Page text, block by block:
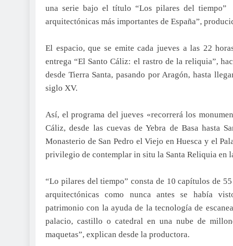
una serie bajo el título “Los pilares del tiempo”
arquitectónicas más importantes de España”,
El espacio, que se emite cada jueves a las 22
entrega “El Santo Cáliz: el rastro de la reliquia”,
desde Tierra Santa, pasando por Aragón, hasta
siglo XV.
Así, el programa del jueves «recorrerá los
Cáliz, desde las cuevas de Yebra de Basa hasta
Monasterio de San Pedro el Viejo en Huesca y el
privilegio de contemplar in situ la Santa Reliquia en
“Lo pilares del tiempo” consta de 10 capítulos de
arquitectónicas como nunca antes se había
patrimonio con la ayuda de la tecnología de
palacio, castillo o catedral en una nube de
maquetas”, explican desde la productora.